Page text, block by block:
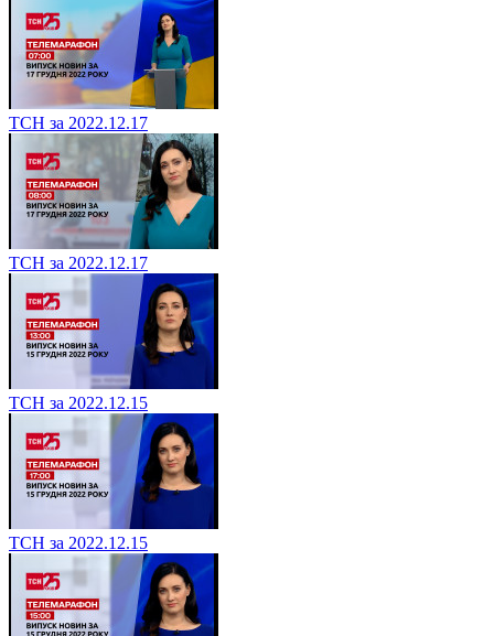
ТСН за 2022.12.17
ТСН за 2022.12.17
ТСН за 2022.12.15
ТСН за 2022.12.15